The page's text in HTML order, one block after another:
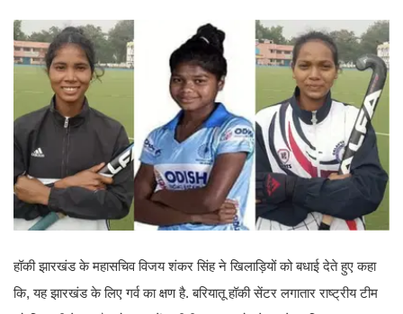
हॉकी झारखंड के महासचिव विजय शंकर सिंह ने खिलाड़ियों को बधाई देते हुए कहा
कि, यह झारखंड के लिए गर्व का क्षण है. बरियातू हॉकी सेंटर लगातार राष्ट्रीय टीम